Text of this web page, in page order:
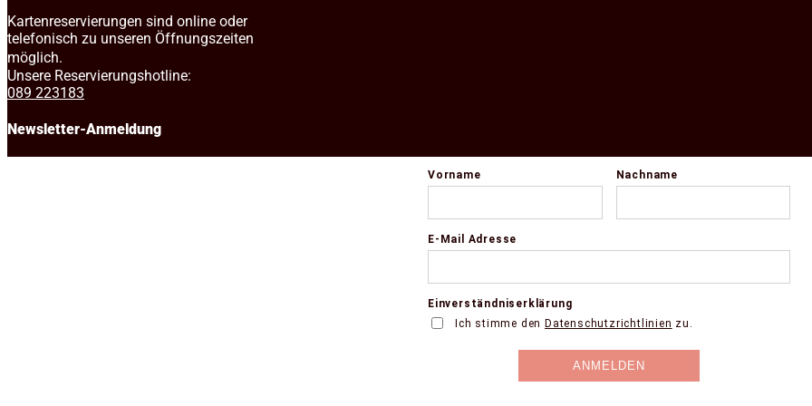
Kartenreservierungen sind online oder
telefonisch zu unseren Öffnungszeiten
möglich.
Unsere Reservierungshotline:
089 223183
Newsletter-Anmeldung